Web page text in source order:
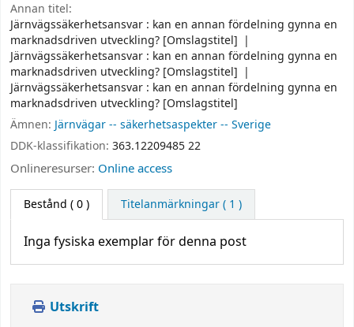
Annan titel:
Järnvägssäkerhetsansvar : kan en annan fördelning gynna en
marknadsdriven utveckling? [Omslagstitel]
Järnvägssäkerhetsansvar : kan en annan fördelning gynna en
marknadsdriven utveckling? [Omslagstitel]
Järnvägssäkerhetsansvar : kan en annan fördelning gynna en
marknadsdriven utveckling? [Omslagstitel]
Ämnen: Järnvägar -- säkerhetsaspekter -- Sverige
DDK-klassifikation: 363.12209485 22
Onlineresurser: Online access
Bestånd ( 0 ) Titelanmärkningar ( 1 )
Inga fysiska exemplar för denna post
Utskrift